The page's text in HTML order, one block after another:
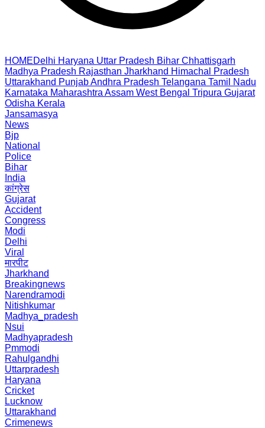
HOMEDelhi Haryana Uttar Pradesh Bihar Chhattisgarh
Madhya Pradesh Rajasthan Jharkhand Himachal Pradesh
Uttarakhand PunjabAndhra Pradesh Telangana Tamil Nadu
Karnataka Maharashtra Assam West Bengal Tripura Gujarat
Odisha Kerala
Jansamasya
News
Bjp
National
Police
Bihar
India
कांग्रेस
Gujarat
Accident
Congress
Modi
Delhi
Viral
मारपीट
Jharkhand
Breakingnews
Narendramodi
Nitishkumar
Madhya_pradesh
Nsui
Madhyapradesh
Pmmodi
Rahulgandhi
Uttarpradesh
Haryana
Cricket
Lucknow
Uttarakhand
Crimenews